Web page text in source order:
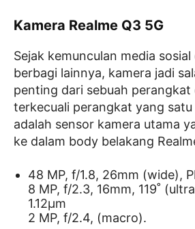
Kamera Realme Q3 5G
Sejak kemunculan media
berbagi lainnya, kamera jadi
penting dari sebuah perangkat
terkecuali perangkat yang satu
adalah sensor kamera utama
ke dalam body belakang
48 MP, f/1.8, 26mm (wide),
8 MP, f/2.3, 16mm, 119˚
1.12µm
2 MP, f/2.4, (macro).